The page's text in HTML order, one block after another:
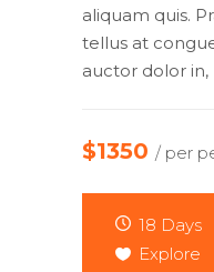
aliquam quis.
tellus at
auctor dolor in,
$1350 / per
18 Days
Explore